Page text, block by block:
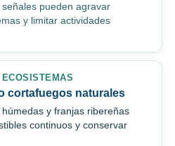
pueden agravar
y limitar actividades
cortafuegos naturales
y franjas ribereñas
continuos y conservar